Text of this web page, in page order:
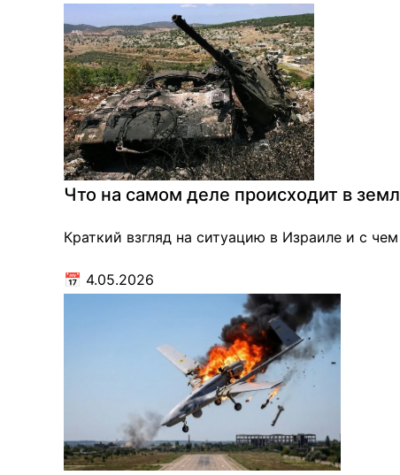
Что на самом деле происходит в
Краткий взгляд на ситуацию в Израиле и с
📅 4.05.2026